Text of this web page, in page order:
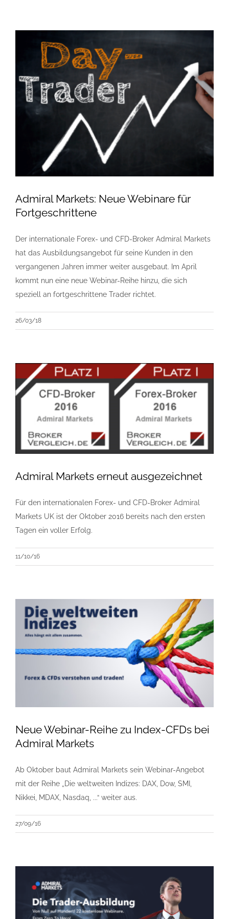
Admiral Markets: Neue Webinare für
Fortgeschrittene
Der internationale Forex- und CFD-Broker Admiral Markets
hat das Ausbildungsangebot für seine Kunden in den
vergangenen Jahren immer weiter ausgebaut. Im April
kommt nun eine neue Webinar-Reihe hinzu, die sich
speziell an fortgeschrittene Trader richtet.
26/03/18
Admiral Markets erneut ausgezeichnet
Für den internationalen Forex- und CFD-Broker Admiral
Markets UK ist der Oktober 2016 bereits nach den ersten
Tagen ein voller Erfolg.
11/10/16
Neue Webinar-Reihe zu Index-CFDs bei
Admiral Markets
Ab Oktober baut Admiral Markets sein Webinar-Angebot
mit der Reihe „Die weltweiten Indizes: DAX, Dow, SMI,
Nikkei, MDAX, Nasdaq, ...“ weiter aus.
27/09/16